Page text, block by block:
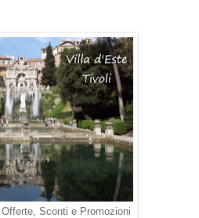
Sconti e Promozioni